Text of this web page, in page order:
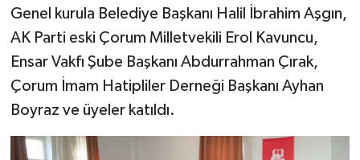
Genel kurula Belediye Başkanı Halil İbrahim Aşgın,
AK Parti eski Çorum Milletvekili Erol Kavuncu,
Ensar Vakfı Şube Başkanı Abdurrahman Çırak,
Çorum İmam Hatipliler Derneği Başkanı Ayhan
Boyraz ve üyeler katıldı.